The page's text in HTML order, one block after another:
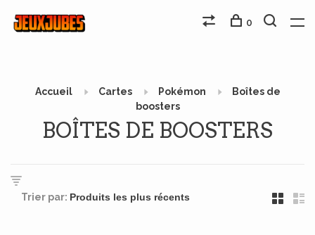
0
Accueil Cartes Pokémon
Boîtes de
boosters
BOÎTES DE BOOSTERS
Trier par: